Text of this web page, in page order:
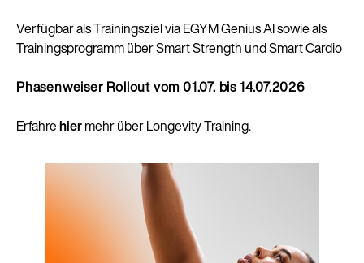
Verfügbar als Trainingsziel via EGYM Genius AI sowie als
Trainingsprogramm über Smart Strength und Smart Cardio
Phasenweiser Rollout vom 01.07. bis 14.07.2026
Erfahrehiermehr über Longevity Training.